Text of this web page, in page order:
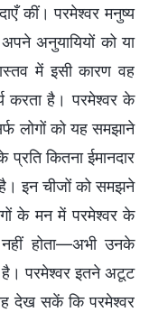
कीं। परमेश्वर मनुष्य
अनुयायियों को या
में इसी कारण वह
है। परमेश्वर के
लोगों को यह समझाने
प्रति कितना ईमानदार
इन चीजों को समझने
के मन में परमेश्वर के
होता—अभी उनके
है। परमेश्वर इतने अटूट
देख सकें कि परमेश्वर